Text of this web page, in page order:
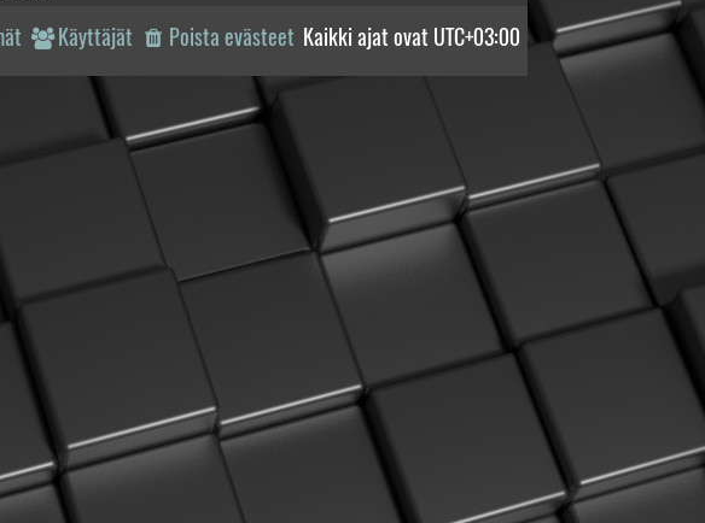
Kaikki ajat ovat UTC+03:00
Poista evästeet
Käyttäjät